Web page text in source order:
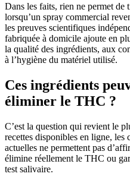
Dans les faits, rien ne permet de
lorsqu’un spray commercial
les preuves scientifiques
fabriquée à domicile ajoute en
la qualité des ingrédients, aux
à l’hygiène du matériel utilisé.
Ces ingrédients
éliminer le THC ?
C’est la question qui revient le
recettes disponibles en ligne, les
actuelles ne permettent pas
élimine réellement le THC ou
test salivaire.